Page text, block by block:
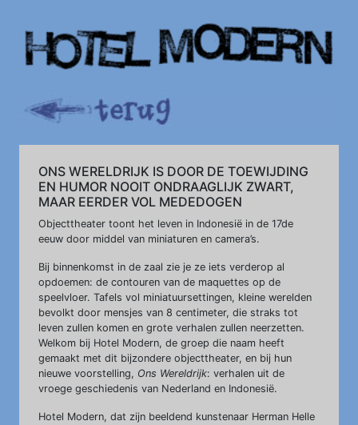
ONS WERELDRIJK IS DOOR DE TOEWIJDING
EN HUMOR NOOIT ONDRAAGLIJK ZWART,
MAAR EERDER VOL MEDEDOGEN
Objecttheater toont het leven in Indonesië in de 17de
eeuw door middel van miniaturen en camera’s.
Bij binnenkomst in de zaal zie je ze iets verderop al
opdoemen: de contouren van de maquettes op de
speelvloer. Tafels vol miniatuursettingen, kleine werelden
bevolkt door mensjes van 8 centimeter, die straks tot
leven zullen komen en grote verhalen zullen neerzetten.
Welkom bij Hotel Modern, de groep die naam heeft
gemaakt met dit bijzondere objecttheater, en bij hun
nieuwe voorstelling, Ons Wereldrijk: verhalen uit de
vroege geschiedenis van Nederland en Indonesië.
Hotel Modern, dat zijn beeldend kunstenaar Herman Helle